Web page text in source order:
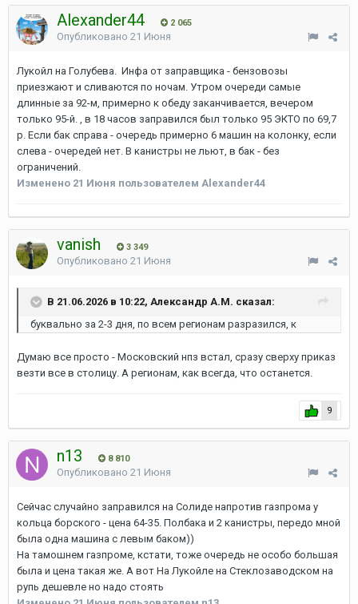
Alexander44 2 065
Опубликовано 21 Июня
Лукойл на Голубева. Инфа от заправщика - бензовозы
приезжают и сливаются по ночам. Утром очереди самые
длинные за 92-м, примерно к обеду заканчивается, вечером
только 95-й. , в 18 часов заправился был только 95 ЭКТО по 69,7
р. Если бак справа - очередь примерно 6 машин на колонку, если
слева - очередей нет. В канистры не льют, в бак - без
ограничений.
Изменено 21 Июня пользователем Alexander44
vanish 3 349
Опубликовано 21 Июня
В 21.06.2026 в 10:22, Александр А.М. сказал:
буквально за 2-3 дня, по всем регионам разразился, к
Думаю все просто - Московский нпз встал, сразу сверху приказ
везти все в столицу. А регионам, как всегда, что останется.
9
n13 8 810
Опубликовано 21 Июня
Сейчас случайно заправился на Солиде напротив газпрома у
кольца борского - цена 64-35. Полбака и 2 канистры, передо мной
была одна машина с левым баком))
На тамошнем газпроме, кстати, тоже очередь не особо большая
была и цена такая же. А вот На Лукойле на Стеклозаводском на
рупь дешевле но надо стоять